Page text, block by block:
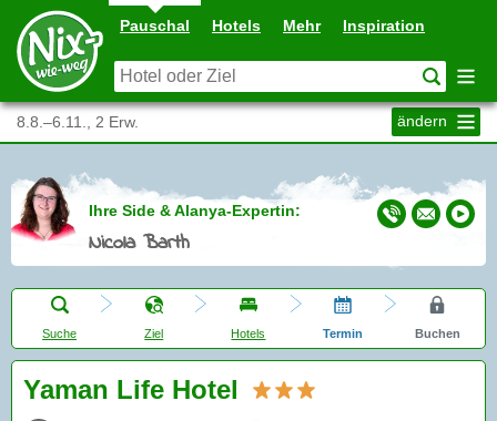
Pauschal Hotels Mehr Inspiration
8.8.–6.11., 2 Erw. ändern
Ihre Side & Alanya-Expertin:
Nicola Barth
Suche Ziel Hotels Termin Buchen
Yaman Life Hotel